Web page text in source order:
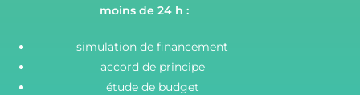
moins de 24 h :
simulation de financement
accord de principe
étude de budget